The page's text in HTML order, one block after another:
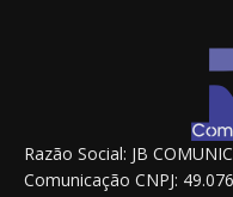
Razão Social: JB
Comunicação CNPJ: